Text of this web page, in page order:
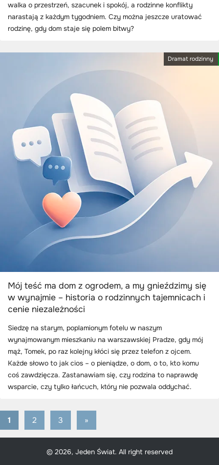
walka o przestrzeń, szacunek i spokój, a rodzinne konflikty
narastają z każdym tygodniem. Czy można jeszcze uratować
rodzinę, gdy dom staje się polem bitwy?
Dramat rodzinny
Mój teść ma dom z ogrodem, a my gnieździmy się
w wynajmie – historia o rodzinnych tajemnicach i
cenie niezależności
Siedzę na starym, poplamionym fotelu w naszym
wynajmowanym mieszkaniu na warszawskiej Pradze, gdy mój
mąż, Tomek, po raz kolejny kłóci się przez telefon z ojcem.
Każde słowo to jak cios – o pieniądze, o dom, o to, kto komu
coś zawdzięcza. Zastanawiam się, czy rodzina to naprawdę
wsparcie, czy tylko łańcuch, który nie pozwala oddychać.
Stronicowanie
wpisów
1 2 3
Next
»
© 2026, Jeden Świat. All right reserved